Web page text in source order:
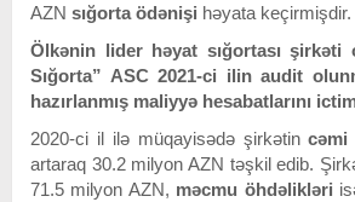
AZN sığorta ödənişi həyata keçirmişdir.
Ölkənin lider həyat sığortası şirkəti
Sığorta” ASC 2021-ci ilin audit
hazırlanmış maliyyə hesabatlarını
2020-ci il ilə müqayisədə şirkətincəmi
artaraq 30.2 milyon AZN təşkil edib.
71.5 milyon AZN, məcmu öhdəlikləri